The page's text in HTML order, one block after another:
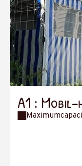
A1 : Mobil-